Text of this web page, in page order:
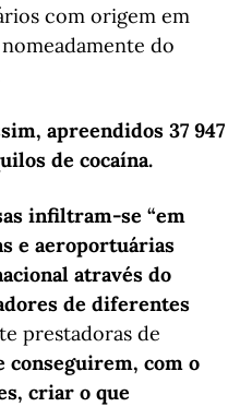
com origem em
do
apreendidos 37 947
de cocaína.
infiltram-se “em
e aeroportuárias
através do
de diferentes
prestadoras de
conseguirem, com o
criar o que